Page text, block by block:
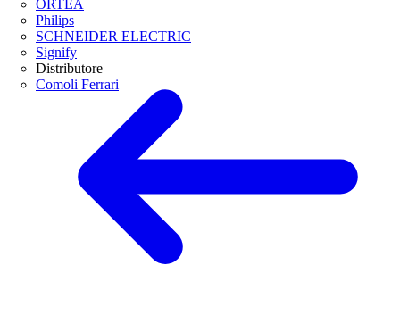
ORTEA
Philips
SCHNEIDER ELECTRIC
Signify
Distributore
Comoli Ferrari